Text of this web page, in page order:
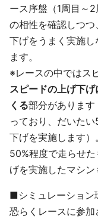
ース序盤（1周目～
の相性を確認しつ
下げをうまく実施
ます。
※レースの中ではス
スピードの上げ下
くる部分がありま
っており、だいた
下げを実施します
50%程度で走らせ
げを実施したマシン
■シミュレーション
恐らくレースに参